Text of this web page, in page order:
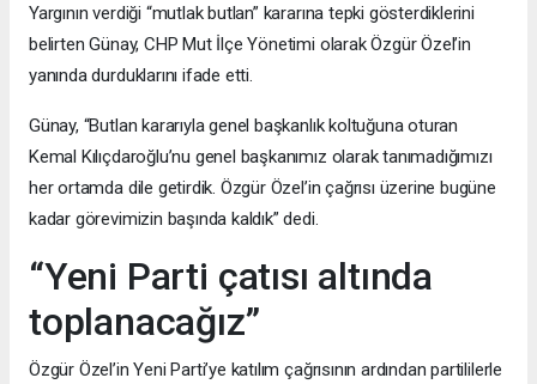
Yargının verdiği “mutlak butlan” kararına tepki gösterdiklerini
belirten Günay, CHP Mut İlçe Yönetimi olarak Özgür Özel’in
yanında durduklarını ifade etti.
Günay, “Butlan kararıyla genel başkanlık koltuğuna oturan
Kemal Kılıçdaroğlu’nu genel başkanımız olarak tanımadığımızı
her ortamda dile getirdik. Özgür Özel’in çağrısı üzerine bugüne
kadar görevimizin başında kaldık” dedi.
“Yeni Parti çatısı altında
toplanacağız”
Özgür Özel’in Yeni Parti’ye katılım çağrısının ardından partililerle